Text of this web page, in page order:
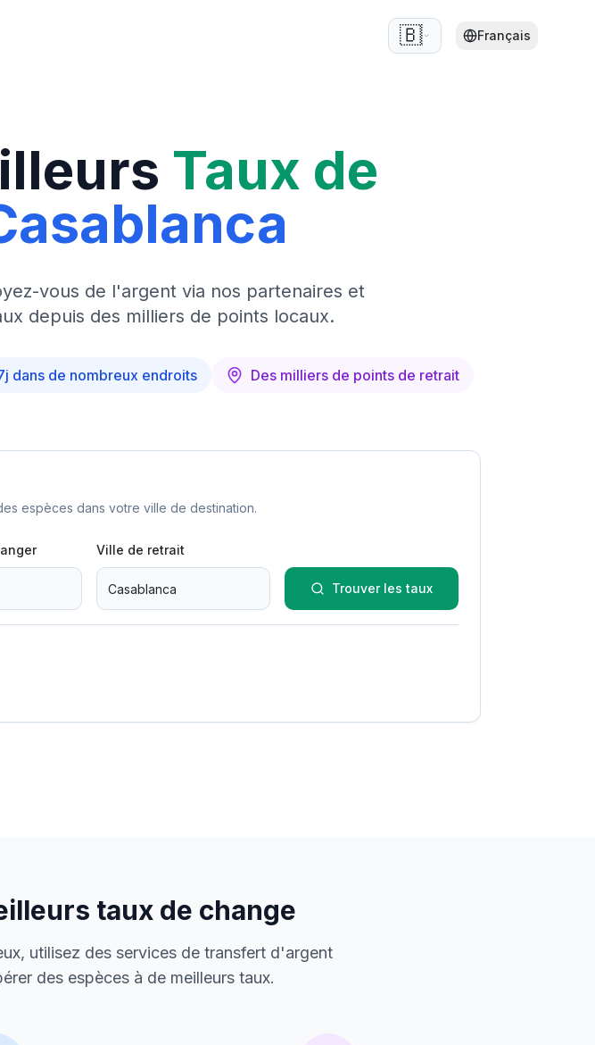
🇧🇪 Français
Taux de
vous de l'argent via nos partenaires et
depuis des milliers de points locaux.
dans de nombreux endroits Des milliers de points de retrait
espèces dans votre ville de destination.
Ville de retrait
Trouver les taux
taux de change
utilisez des services de transfert d'argent
des espèces à de meilleurs taux.